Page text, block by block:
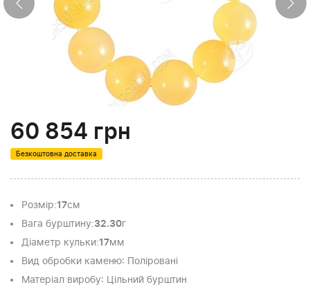
60 854 грн
Безкоштовна доставка
Розмір:17см
Вага бурштину:32.30г
Діаметр кульки:17мм
Вид обробки каменю: Поліровані
Матеріал виробу: Цільний бурштин